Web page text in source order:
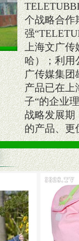
个战略合作
强
上海文广传
哈）；利用
广传媒集团
产品已在上
子“的企业
战略发展期
的产品、更